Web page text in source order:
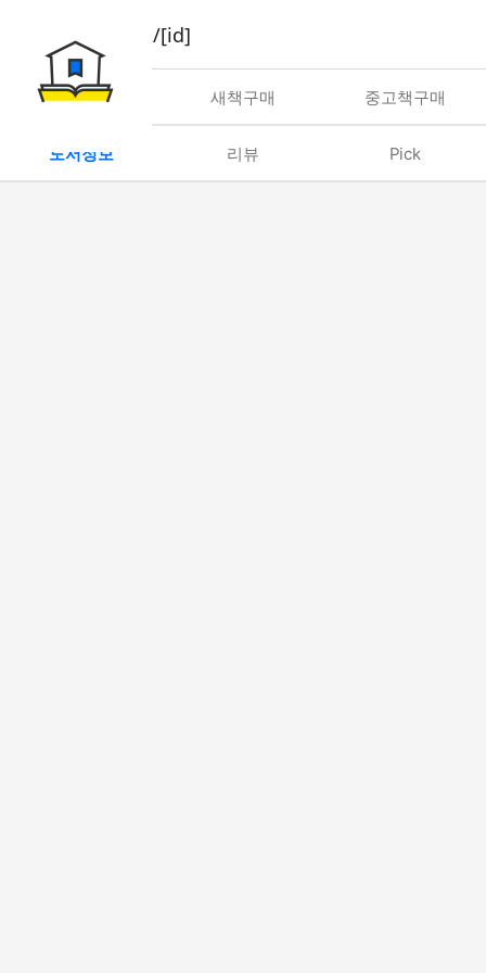
book/rent/[id]
대여 새책구매 중고책구매
도서정보 리뷰 Pick